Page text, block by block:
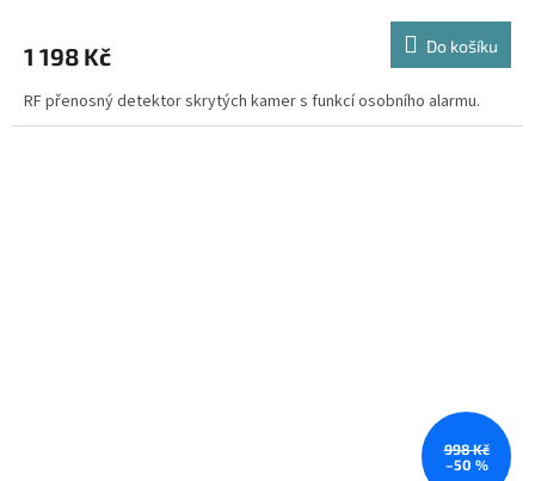
1 198 Kč Do košíku
RF přenosný detektor skrytých kamer s funkcí osobního alarmu.
998 Kč
–50 %